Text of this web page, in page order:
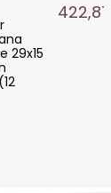
29x15
422,87